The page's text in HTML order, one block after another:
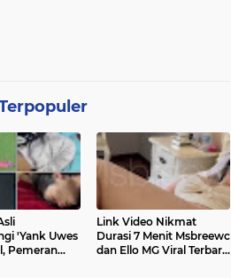
'Yank Uwes
Pemeran
Link Video Nikmat
Durasi 7 Menit Msbreewc
dan Ello MG Viral Terbaru